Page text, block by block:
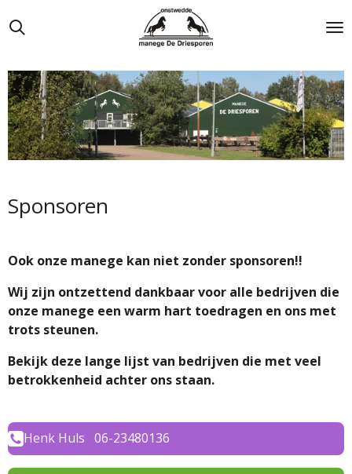
direct
de
hoofdinhoud
Sponsoren
Ook onze manege kan niet zonder sponsoren!!
Wij zijn ontzettend dankbaar voor alle bedrijven die
onze manege een warm hart toedragen en ons met
trots steunen.
Bekijk deze lange lijst van bedrijven die met veel
betrokkenheid achter ons staan.
Henk Huls 06-23480136